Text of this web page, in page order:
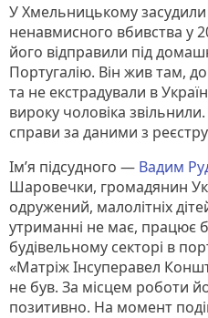
У Хмельницькому
ненавмисного вбивства у
його відправили під
Португалію. Він жив там,
та не екстрадували в
вироку чоловіка
справи за даними з
Ім’я підсудного — Вадим
Шаровечки, громадянин
одружений, малолітніх
утриманні не має, працює
будівельному секторі в
«Матріж Інсуперавел
не був. За місцем роботи
позитивно. На момент